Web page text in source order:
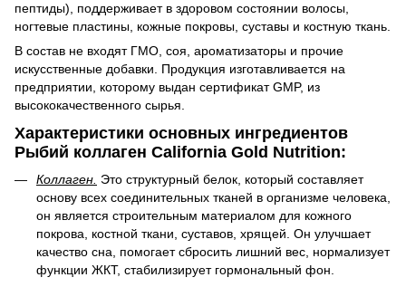
пептиды), поддерживает в здоровом состоянии волосы,
ногтевые пластины, кожные покровы, суставы и костную ткань.
В состав не входят ГМО, соя, ароматизаторы и прочие
искусственные добавки. Продукция изготавливается на
предприятии, которому выдан сертификат GMP, из
высококачественного сырья.
Характеристики основных ингредиентов
Рыбий коллаген California Gold Nutrition:
Коллаген. Это структурный белок, который составляет
основу всех соединительных тканей в организме человека,
он является строительным материалом для кожного
покрова, костной ткани, суставов, хрящей. Он улучшает
качество сна, помогает сбросить лишний вес, нормализует
функции ЖКТ, стабилизирует гормональный фон.